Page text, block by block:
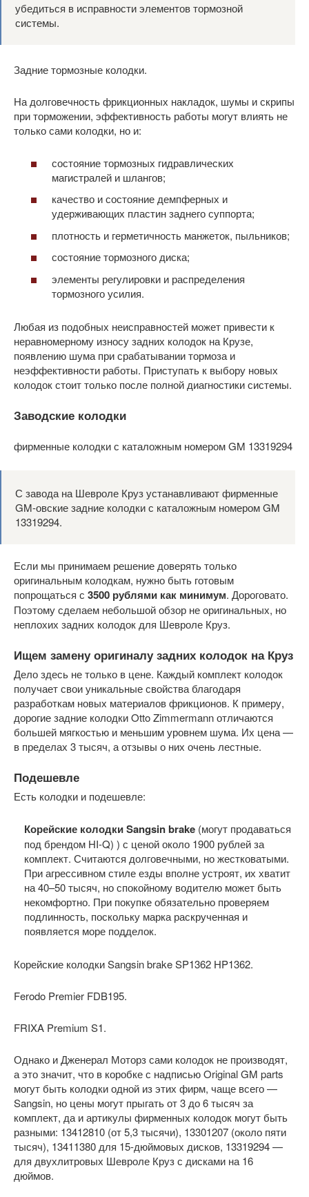
убедиться в исправности элементов тормозной
системы.
Задние тормозные колодки.
На долговечность фрикционных накладок, шумы и скрипы
при торможении, эффективность работы могут влиять не
только сами колодки, но и:
состояние тормозных гидравлических
магистралей и шлангов;
качество и состояние демпферных и
удерживающих пластин заднего суппорта;
плотность и герметичность манжеток, пыльников;
состояние тормозного диска;
элементы регулировки и распределения
тормозного усилия.
Любая из подобных неисправностей может привести к
неравномерному износу задних колодок на Крузе,
появлению шума при срабатывании тормоза и
неэффективности работы. Приступать к выбору новых
колодок стоит только после полной диагностики системы.
Заводские колодки
фирменные колодки с каталожным номером GM 13319294
С завода на Шевроле Круз устанавливают фирменные
GM-овские задние колодки с каталожным номером GM
13319294.
Если мы принимаем решение доверять только
оригинальным колодкам, нужно быть готовым
попрощаться с 3500 рублями как минимум. Дороговато.
Поэтому сделаем небольшой обзор не оригинальных, но
неплохих задних колодок для Шевроле Круз.
Ищем замену оригиналу задних колодок на Круз
Дело здесь не только в цене. Каждый комплект колодок
получает свои уникальные свойства благодаря
разработкам новых материалов фрикционов. К примеру,
дорогие задние колодки Otto Zimmermann отличаются
большей мягкостью и меньшим уровнем шума. Их цена —
в пределах 3 тысяч, а отзывы о них очень лестные.
Подешевле
Есть колодки и подешевле:
Корейские колодки Sangsin brake (могут продаваться
под брендом HI-Q) ) с ценой около 1900 рублей за
комплект. Считаются долговечными, но жестковатыми.
При агрессивном стиле езды вполне устроят, их хватит
на 40–50 тысяч, но спокойному водителю может быть
некомфортно. При покупке обязательно проверяем
подлинность, поскольку марка раскрученная и
появляется море подделок.
Корейские колодки Sangsin brake SP1362 HP1362.
Ferodo Premier FDB195.
FRIXA Premium S1.
Однако и Дженерал Моторз сами колодок не производят,
а это значит, что в коробке с надписью Original GM parts
могут быть колодки одной из этих фирм, чаще всего —
Sangsin, но цены могут прыгать от 3 до 6 тысяч за
комплект, да и артикулы фирменных колодок могут быть
разными: 13412810 (от 5,3 тысячи), 13301207 (около пяти
тысяч), 13411380 для 15-дюймовых дисков, 13319294 —
для двухлитровых Шевроле Круз с дисками на 16
дюймов.